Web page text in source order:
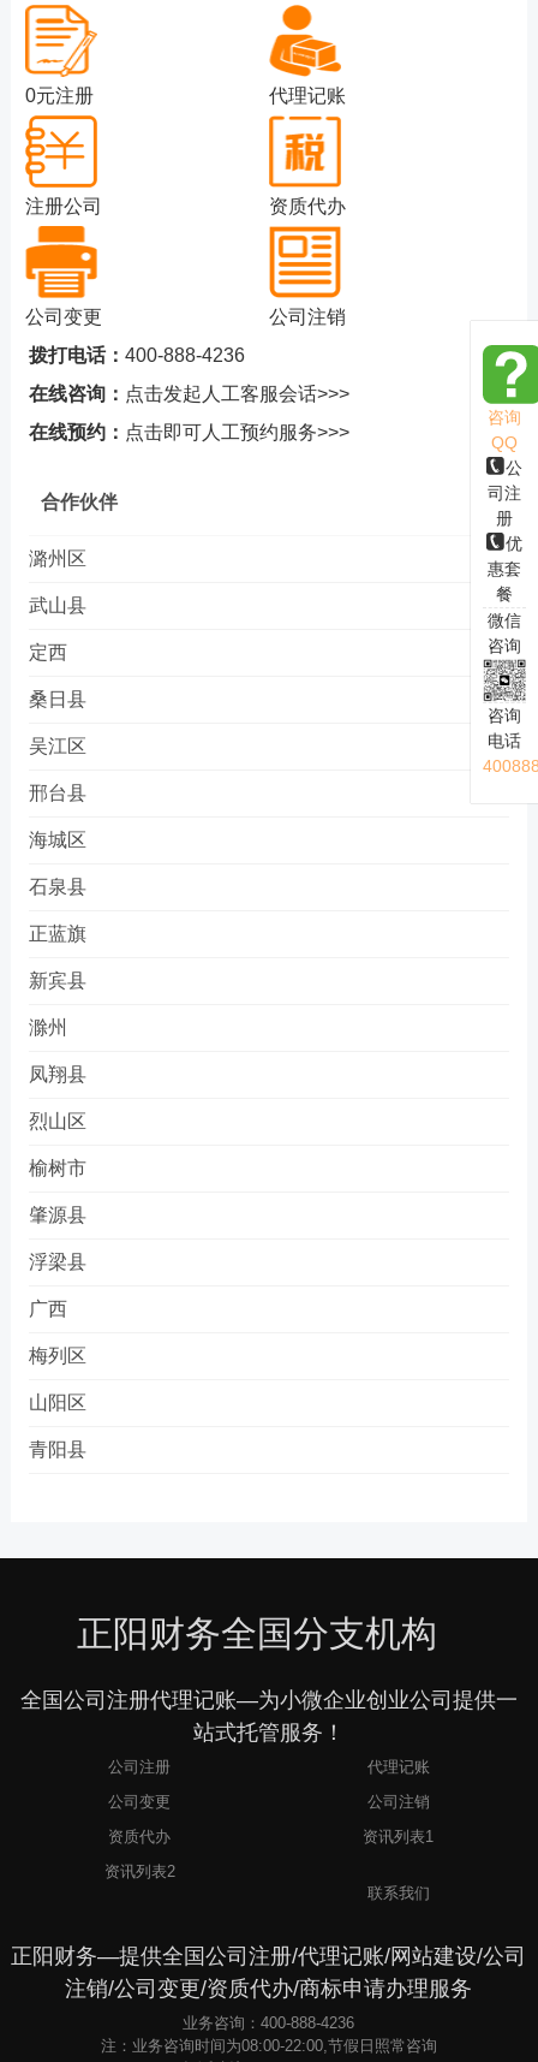
0元注册 代理记账
注册公司 资质代办
公司变更
公司注销
拨打电话： 400-888-4236
在线咨询： 点击发起人工客服会话>>>
在线预约： 点击即可人工预约服务>>>
合作伙伴
潞州区
武山县
定西
桑日县
吴江区
邢台县
海城区
石泉县
正蓝旗
新宾县
滁州
凤翔县
烈山区
榆树市
肇源县
浮梁县
广西
梅列区
山阳区
青阳县
咨询
QQ
公
司注
册
优
惠套
餐
微信
咨询
咨询
电话
正阳财务全国分支机构
全国公司注册代理记账—为小微企业创业公司提供一
站式托管服务！
公司注册
代理记账
公司变更
公司注销
资质代办
资讯列表1
资讯列表2
联系我们
正阳财务—提供全国公司注册/代理记账/网站建设/公司
注销/公司变更/资质代办/商标申请办理服务
业务咨询：400-888-4236
注：业务咨询时间为08:00-22:00,节假日照常咨询